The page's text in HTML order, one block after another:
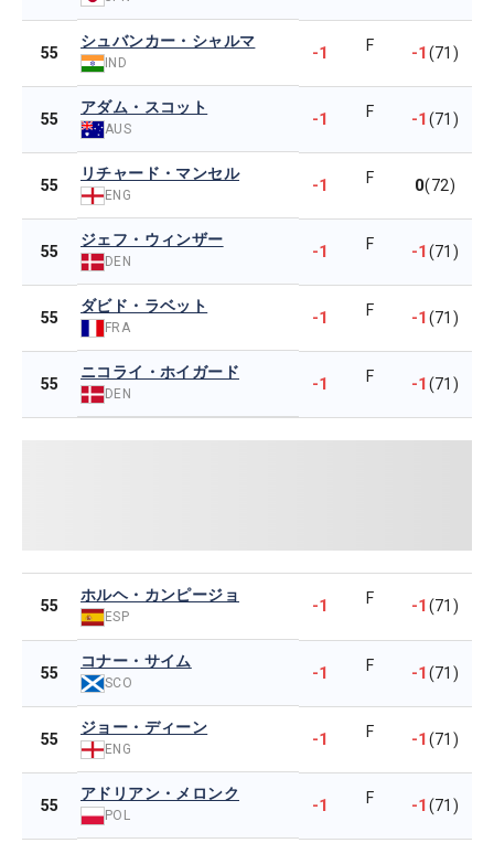
55
シュバンカー・シャルマ
IND -1 F -1(71)
55
アダム・スコット
AUS -1 F -1(71)
55
リチャード・マンセル
ENG -1 F 0(72)
55
ジェフ・ウィンザー
DEN -1 F -1(71)
55
ダビド・ラベット
FRA -1 F -1(71)
55
ニコライ・ホイガード
DEN -1 F -1(71)
55
ホルヘ・カンピージョ
ESP
-1 F -1(71)
55
コナー・サイム
SCO -1 F -1(71)
55
ジョー・ディーン
ENG -1 F -1(71)
55
アドリアン・メロンク
POL -1 F -1(71)